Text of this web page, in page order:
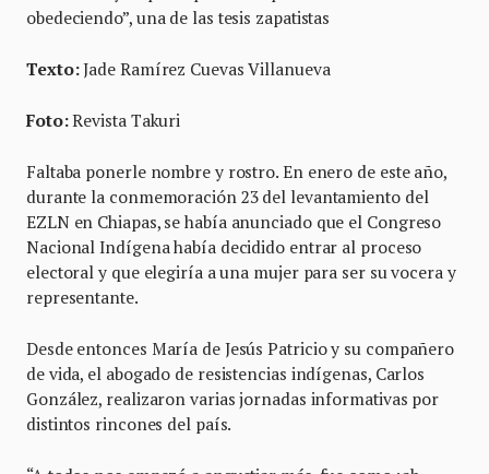
obedeciendo”, una de las tesis zapatistas
Texto:Jade Ramírez Cuevas Villanueva
Foto:Revista Takuri
Faltaba ponerle nombre y rostro. En enero de este año,
durante la conmemoración 23 del levantamiento del
EZLN en Chiapas, se había anunciado que el Congreso
Nacional Indígena había decidido entrar al proceso
electoral y que elegiría a una mujer para ser su vocera y
representante.
Desde entonces María de Jesús Patricio y su compañero
de vida, el abogado de resistencias indígenas, Carlos
González, realizaron varias jornadas informativas por
distintos rincones del país.